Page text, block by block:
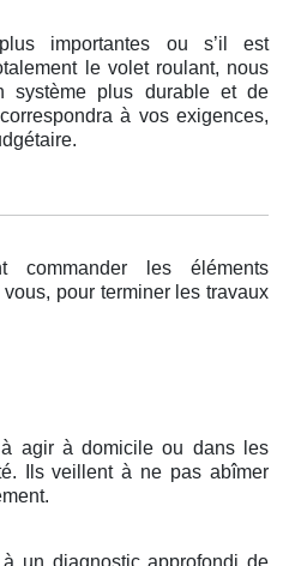
importantes ou s’il est
le volet roulant, nous
système plus durable et de
à vos exigences,
commander les éléments
pour terminer les travaux
agir à domicile ou dans les
Ils veillent à ne pas abîmer